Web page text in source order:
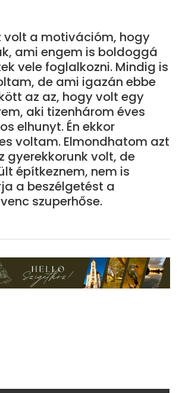
volt a motivációm, hogy
ami engem is boldoggá
vele foglalkozni. Mindig is
de ami igazán ebbe
az az, hogy volt egy
aki tizenhárom éves
elhunyt. Én ekkor
voltam. Elmondhatom azt
gyerekkorunk volt, de
építkeznem, nem is
a beszélgetést a
szuperhőse.